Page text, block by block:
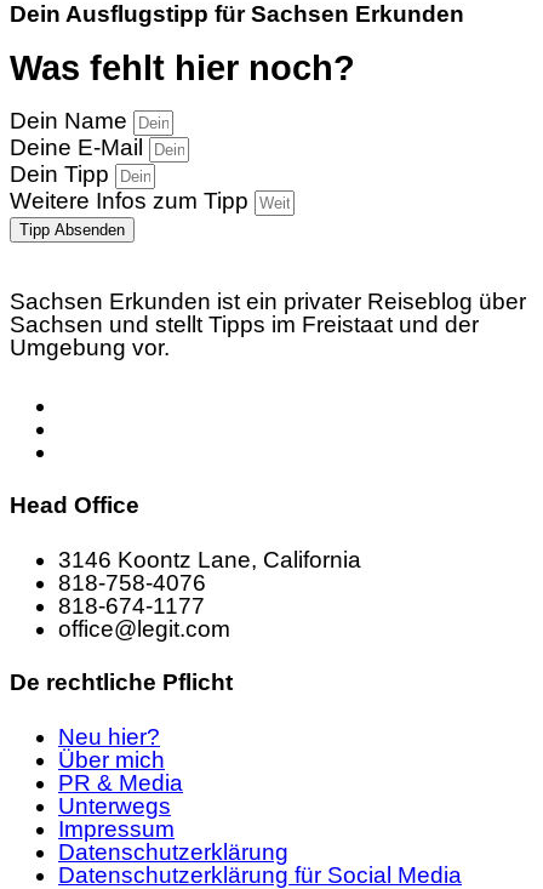
Dein Ausflugstipp für Sachsen Erkunden
Was fehlt hier noch?
Dein Name
Deine E-Mail
Dein Tipp
Weitere Infos zum Tipp
Tipp Absenden
Sachsen Erkunden ist ein privater Reiseblog über
Sachsen und stellt Tipps im Freistaat und der
Umgebung vor.
Head Office
3146 Koontz Lane, California
818-758-4076
818-674-1177
office@legit.com
De rechtliche Pflicht
Neu hier?
Über mich
PR & Media
Unterwegs
Impressum
Datenschutzerklärung
Datenschutzerklärung für Social Media